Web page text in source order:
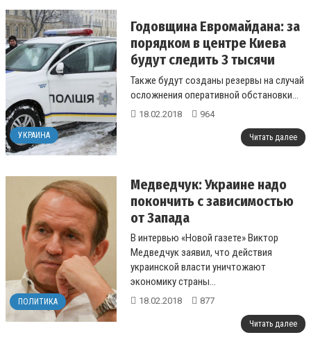
УКРАИНА
Годовщина Евромайдана: за
порядком в центре Киева
будут следить 3 тысячи
полицейских
Также будут созданы резервы на случай
осложнения оперативной обстановки...
18.02.2018 964
Читать далее
ПОЛИТИКА
Медведчук: Украине надо
покончить с зависимостью
от Запада
В интервью «Новой газете» Виктор
Медведчук заявил, что действия
украинской власти уничтожают
экономику страны...
18.02.2018 877
Читать далее